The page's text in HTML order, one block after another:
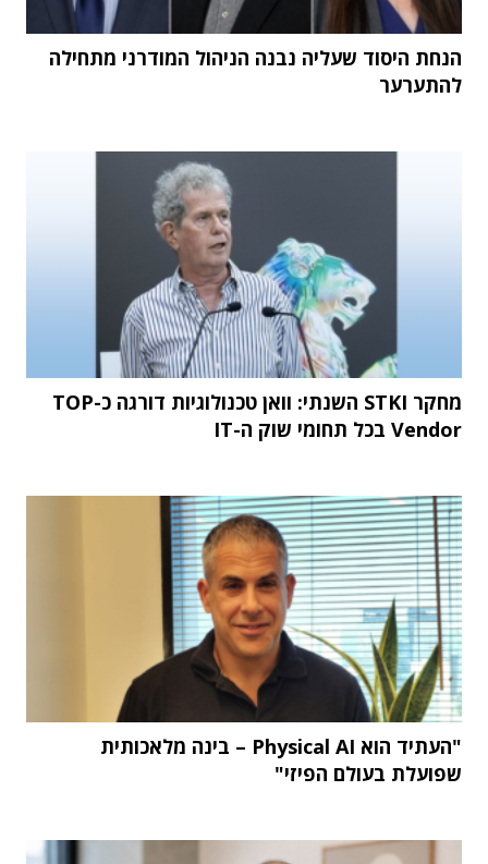
הנחת היסוד שעליה נבנה הניהול המודרני מתחילה
להתערער
מחקר STKI השנתי: וואן טכנולוגיות דורגה כ-TOP
Vendor בכל תחומי שוק ה-IT
"העתיד הוא Physical AI – בינה מלאכותית
שפועלת בעולם הפיזי"